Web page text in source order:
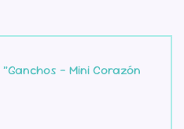
– Mini Corazón